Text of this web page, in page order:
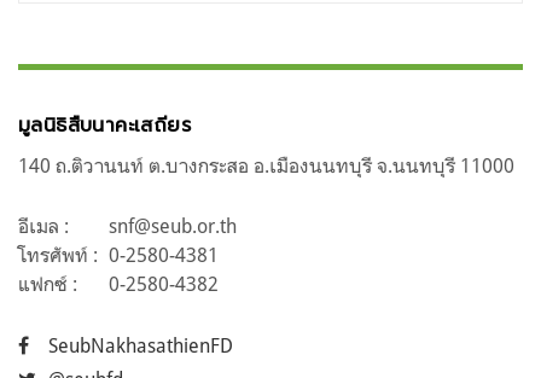
มูลนิธิสืบนาคะเสถียร
140 ถ.ติวานนท์ ต.บางกระสอ อ.เมืองนนทบุรี จ.นนทบุรี 11000
อีเมล :
snf@seub.or.th
โทรศัพท์ : 0-2580-4381
แฟกซ์ :
0-2580-4382
SeubNakhasathienFD